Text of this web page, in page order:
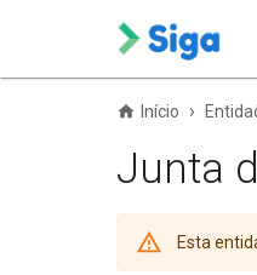
Início ›
Junta
Esta